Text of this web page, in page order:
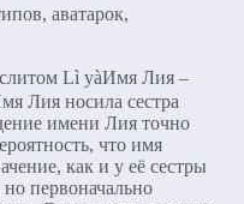
аватарок,
Имя Лия –
Лия носила сестра
имени Лия точно
что имя
как и у её сестры
первоначально